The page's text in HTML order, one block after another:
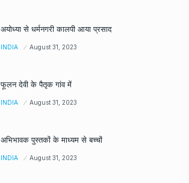
अयोध्या से धर्मनगरी कालपी आया प्रसाद
INDIA August 31, 2023
फूलन देवी के पैतृक गांव में
INDIA August 31, 2023
अभिभावक पुस्तकों के माध्यम से बच्चों
INDIA August 31, 2023